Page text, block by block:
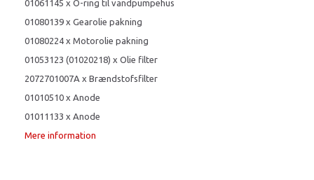
01061145 x O-ring til vandpumpehus
01080139 x Gearolie pakning
01080224 x Motorolie pakning
01053123 (01020218) x Olie filter
2072701007A x Brændstofsfilter
01010510 x Anode
01011133 x Anode
Mere information